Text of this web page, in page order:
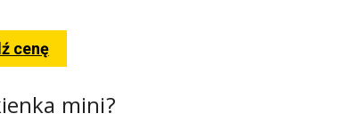
cenę
mini?